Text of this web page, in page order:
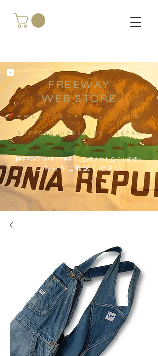
FREEWAY
WEB STORE
​ＡＭＥＲＩＣＡＮＡ ＣＬＯＴＨＩＮＧ
ＳＡＰＰＯＲＯ ＨＯＫＫＡＩＤＯ ，ＪＡＰＡＮ
FREEWAY WEB STOREへご訪問された全ての皆様へ
こちらをご確認ください